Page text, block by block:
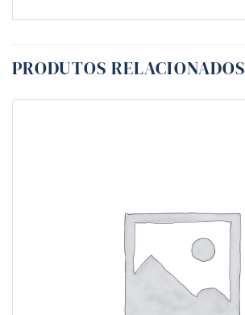
PRODUTOS RELACIONADOS